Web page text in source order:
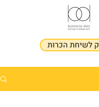
לשיחת הכרות